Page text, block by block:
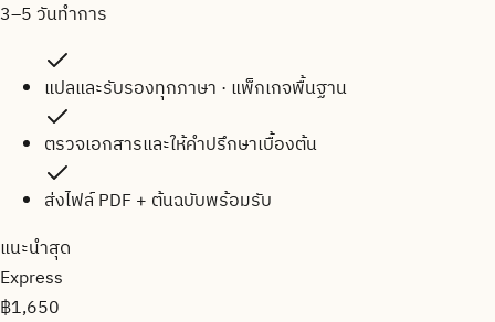
3–5 วันทำการ
แปลและรับรองทุกภาษา · แพ็กเกจพื้นฐาน
ตรวจเอกสารและให้คำปรึกษาเบื้องต้น
ส่งไฟล์ PDF + ต้นฉบับพร้อมรับ
แนะนำสุด
Express
฿1,650